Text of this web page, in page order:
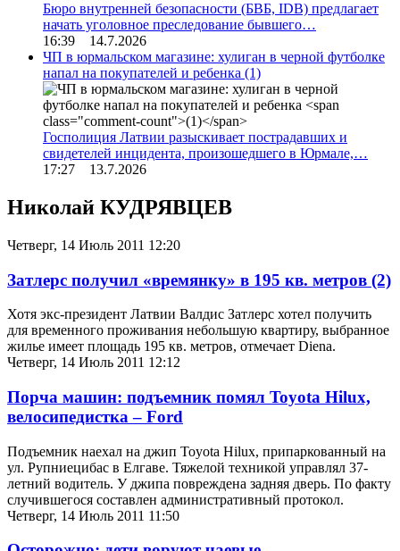
Бюро внутренней безопасности (БВБ, IDB) предлагает
начать уголовное преследование бывшего…
16:39 14.7.2026
ЧП в юрмальском магазине: хулиган в черной футболке
напал на покупателей и ребенка (1)
Госполиция Латвии разыскивает пострадавших и
свидетелей инцидента, произошедшего в Юрмале,…
17:27 13.7.2026
Николай КУДРЯВЦЕВ
Четверг, 14 Июль 2011 12:20
Затлерс получил «времянку» в 195 кв. метров (2)
Хотя экс-президент Латвии Валдис Затлерс хотел получить
для временного проживания небольшую квартиру, выбранное
жилье имеет площадь 195 кв. метров, отмечает Diena.
Четверг, 14 Июль 2011 12:12
Порча машин: подъемник помял Toyota Hilux,
велосипедистка – Ford
Подъемник наехал на джип Toyota Hilux, припаркованный на
ул. Рупниецибас в Елгаве. Тяжелой техникой управлял 37-
летний водитель. У джипа повреждена задняя дверь. По факту
случившегося составлен административный протокол.
Четверг, 14 Июль 2011 11:50